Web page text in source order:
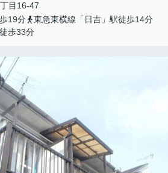
目16-47
19分
東急東横線「日吉」駅徒歩14分
歩33分